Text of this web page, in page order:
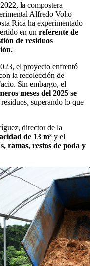
la compostera
Alfredo Volio
Rica ha experimentado
en un referente de
de residuos
el proyecto enfrentó
la recolección de
Sin embargo, el
meses del 2025 se
residuos, superando lo que
director de la
de 13 m³ y el
ramas, restos de poda y